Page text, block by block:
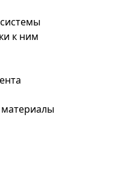
к ним
материалы